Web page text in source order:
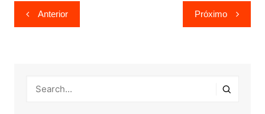
Navegação
de
Anterior Próximo